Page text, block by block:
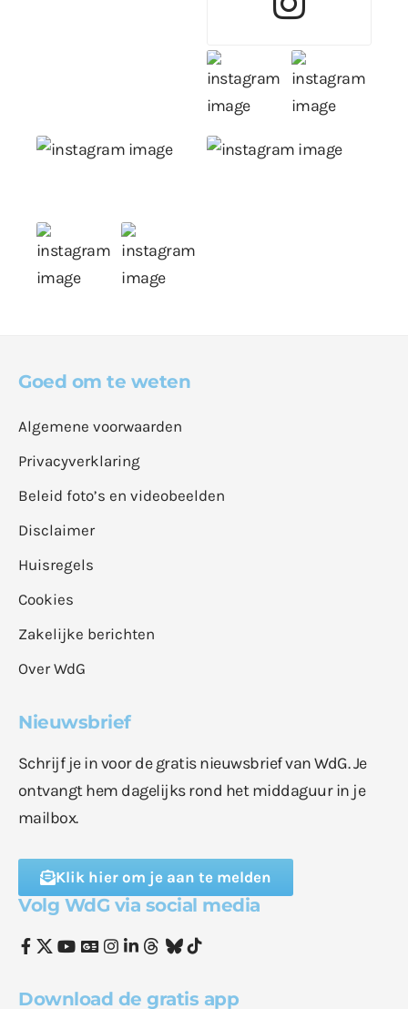
Goed om te weten
Algemene voorwaarden
Privacyverklaring
Beleid foto’s en videobeelden
Disclaimer
Huisregels
Cookies
Zakelijke berichten
Over WdG
Nieuwsbrief
Schrijf je in voor de gratis nieuwsbrief van WdG. Je
ontvangt hem dagelijks rond het middaguur in je
mailbox.
Klik hier om je aan te melden
Volg WdG via social media
Download de gratis app